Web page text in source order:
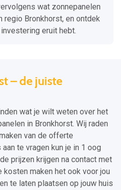
wat zonnepanelen
regio Bronkhorst, en ontdek
eruit hebt.
– de juiste
wat je wilt weten over het
in Bronkhorst. Wij raden
van de offerte
te vragen kun je in 1 oog
prijzen krijgen na contact met
maken het ook voor jou
te laten plaatsen op jouw huis